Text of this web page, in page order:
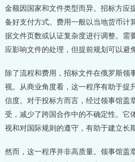
金额因国家和文件类型而异。招标方应
备好支付方式。费用一般以当地货币计
据文件页数或认证复杂度进行调整。需
应影响文件的处理，但提前规划可以避
除了流程和费用，招标文件在俄罗斯领
视。从商业角度看，这一程序有助于提
信度。对于投标方而言，经过领事馆盖
受，减少了跨国合作中的不确定性。它
视和对国际规则的遵守，有助于建立长
然而，这一程序并非高质量。领事馆盖